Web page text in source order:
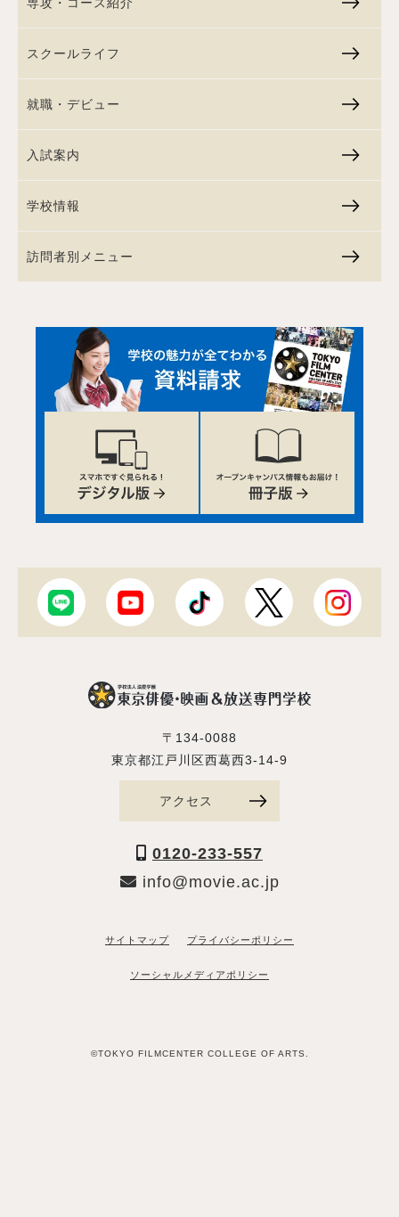
スクールライフ
就職・デビュー
入試案内
学校情報
訪問者別メニュー
〒134-0088
東京都江戸川区西葛西3-14-9
アクセス
0120-233-557
info@movie.ac.jp
サイトマップ プライバシーポリシー
ソーシャルメディアポリシー
©TOKYO FILMCENTER COLLEGE OF ARTS.